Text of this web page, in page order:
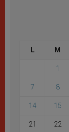
L M
1
7 8
14 15
21 22